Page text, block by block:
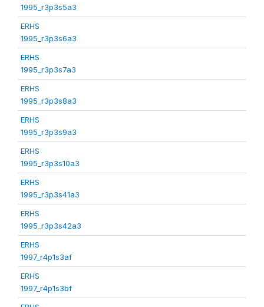
1995_r3p3s5a3
ERHS
1995_r3p3s6a3
ERHS
1995_r3p3s7a3
ERHS
1995_r3p3s8a3
ERHS
1995_r3p3s9a3
ERHS
1995_r3p3s10a3
ERHS
1995_r3p3s41a3
ERHS
1995_r3p3s42a3
ERHS
1997_r4p1s3af
ERHS
1997_r4p1s3bf